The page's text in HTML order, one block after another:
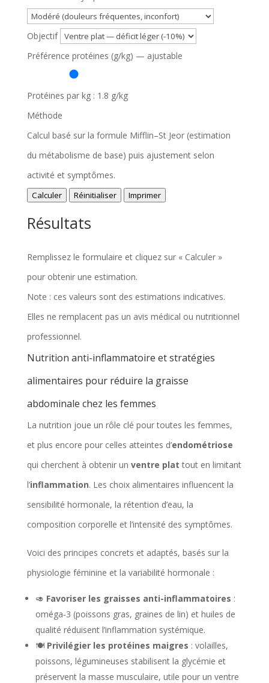
Objectif
Préférence protéines (g/kg) — ajustable
Protéines par kg : 1.8 g/kg
Méthode
Calcul basé sur la formule Mifflin–St Jeor (estimation
du métabolisme de base) puis ajustement selon
activité et symptômes.
Calculer Réinitialiser Imprimer
Résultats
Remplissez le formulaire et cliquez sur « Calculer »
pour obtenir une estimation.
Note : ces valeurs sont des estimations indicatives.
Elles ne remplacent pas un avis médical ou nutritionnel
professionnel.
Nutrition anti-inflammatoire et stratégies
alimentaires pour réduire la graisse
abdominale chez les femmes
La nutrition joue un rôle clé pour toutes les femmes,
et plus encore pour celles atteintes d’endométriose
qui cherchent à obtenir un ventre plat tout en limitant
l’inflammation. Les choix alimentaires influencent la
sensibilité hormonale, la rétention d’eau, la
composition corporelle et l’intensité des symptômes.
Voici des principes concrets et adaptés, basés sur la
physiologie féminine et la variabilité hormonale :
🥑 Favoriser les graisses anti-inflammatoires :
oméga‑3 (poissons gras, graines de lin) et huiles de
qualité réduisent l’inflammation systémique.
🍽️ Privilégier les protéines maigres : volailles,
poissons, légumineuses stabilisent la glycémie et
préservent la masse musculaire, utile pour un ventre